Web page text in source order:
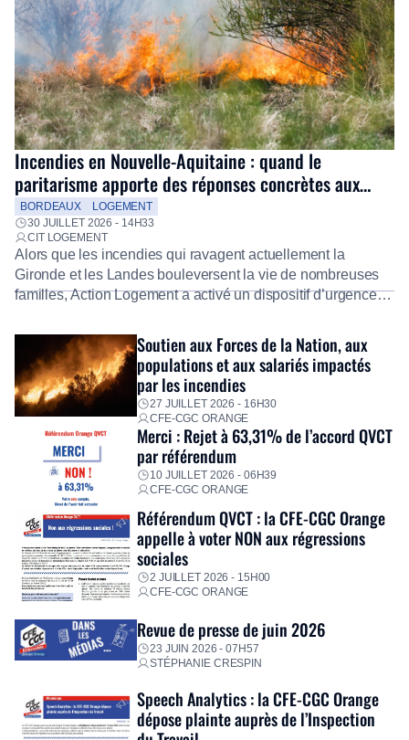
Incendies en Nouvelle-Aquitaine : quand le
paritarisme apporte des réponses concrètes aux
salariés
BORDEAUX
LOGEMENT
30 JUILLET 2026 - 14H33
CIT LOGEMENT
Alors que les incendies qui ravagent actuellement la
Gironde et les Landes bouleversent la vie de nombreuses
familles, Action Logement a activé un dispositif d’urgence
Fidèle à sa mission d’utilité sociale, le Groupe mobilise
immédiatement ses équipes afin de proposer un diagnostic
personnalisé, des aides financières pour faire face aux
premières dépenses, […]
Soutien aux Forces de la Nation, aux
populations et aux salariés impactés
par les incendies
27 JUILLET 2026 - 16H30
CFE-CGC ORANGE
Merci : Rejet à 63,31% de l’accord QVCT
par référendum
10 JUILLET 2026 - 06H39
CFE-CGC ORANGE
Référendum QVCT : la CFE-CGC Orange
appelle à voter NON aux régressions
sociales
2 JUILLET 2026 - 15H00
CFE-CGC ORANGE
Revue de presse de juin 2026
23 JUIN 2026 - 07H57
STÉPHANIE CRESPIN
Speech Analytics : la CFE-CGC Orange
dépose plainte auprès de l’Inspection